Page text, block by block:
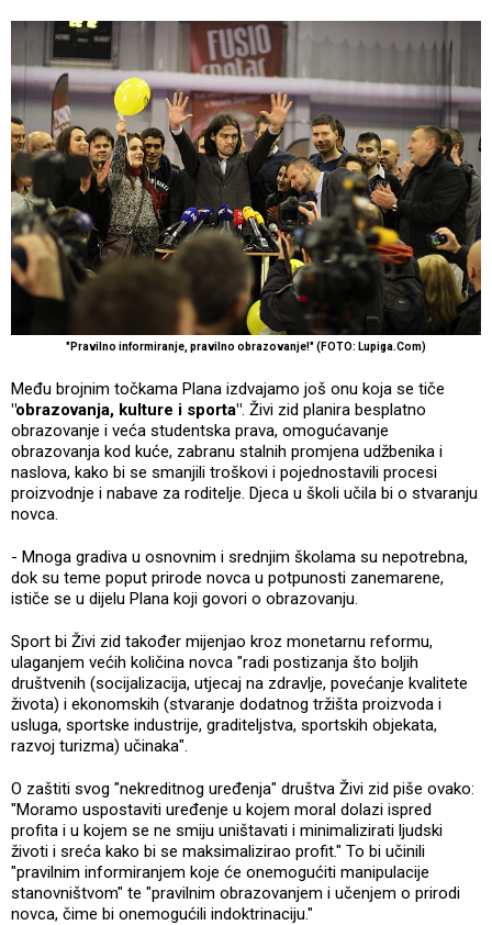
"Pravilno informiranje, pravilno obrazovanje!" (FOTO: Lupiga.Com)
Među brojnim točkama Plana izdvajamo još onu koja se tiče
"obrazovanja, kulture i sporta". Živi zid planira besplatno
obrazovanje i veća studentska prava, omogućavanje
obrazovanja kod kuće, zabranu stalnih promjena udžbenika i
naslova, kako bi se smanjili troškovi i pojednostavili procesi
proizvodnje i nabave za roditelje. Djeca u školi učila bi o stvaranju
novca.
- Mnoga gradiva u osnovnim i srednjim školama su nepotrebna,
dok su teme poput prirode novca u potpunosti zanemarene,
ističe se u dijelu Plana koji govori o obrazovanju.
Sport bi Živi zid također mijenjao kroz monetarnu reformu,
ulaganjem većih količina novca "radi postizanja što boljih
društvenih (socijalizacija, utjecaj na zdravlje, povećanje kvalitete
života) i ekonomskih (stvaranje dodatnog tržišta proizvoda i
usluga, sportske industrije, graditeljstva, sportskih objekata,
razvoj turizma) učinaka".
O zaštiti svog "nekreditnog uređenja" društva Živi zid piše ovako:
"Moramo uspostaviti uređenje u kojem moral dolazi ispred
profita i u kojem se ne smiju uništavati i minimalizirati ljudski
životi i sreća kako bi se maksimalizirao profit." To bi učinili
"pravilnim informiranjem koje će onemogućiti manipulacije
stanovništvom" te "pravilnim obrazovanjem i učenjem o prirodi
novca, čime bi onemogućili indoktrinaciju."